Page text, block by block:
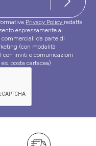
Privacy Policy redatta
espressamente al
da parte di
(con modalità
con inviti e comunicazioni
posta cartacea)